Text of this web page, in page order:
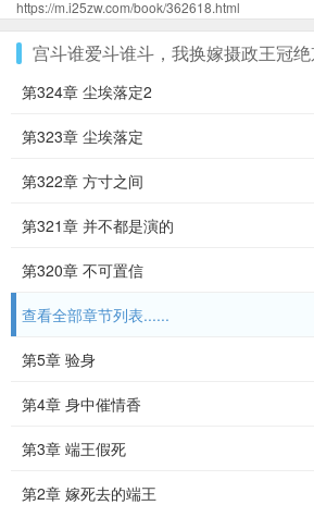
https://m.i25zw.com/book/362618.html
宫斗谁爱斗谁斗，我换嫁摄政王冠
第324章 尘埃落定2
第323章 尘埃落定
第322章 方寸之间
第321章 并不都是演的
第320章 不可置信
查看全部章节列表......
第5章 验身
第4章 身中催情香
第3章 端王假死
第2章 嫁死去的端王